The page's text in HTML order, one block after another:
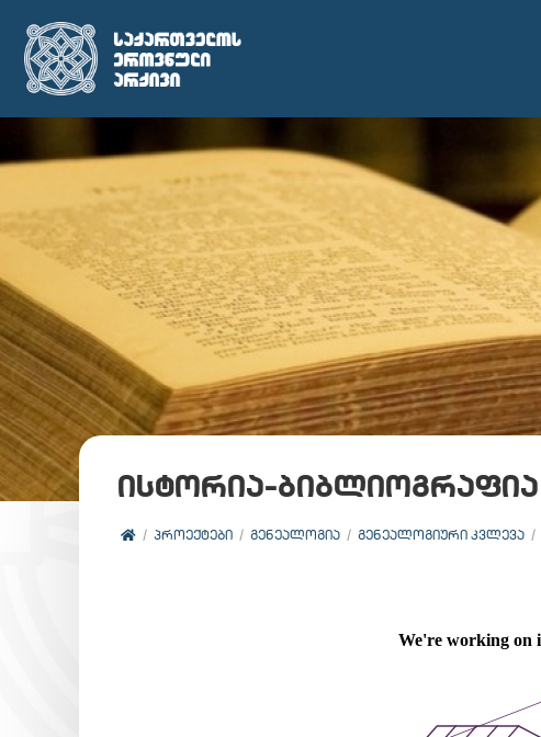
ისტორია–ბიბლიოგრაფია
ᲞᲠᲝᲔᲥᲢᲔᲑᲘ ᲒᲔᲜᲔᲐᲚᲝᲒᲘᲐ ᲒᲔᲜᲔᲐᲚᲝᲒᲘᲣᲠᲘ ᲙᲕᲚᲔᲕᲐ